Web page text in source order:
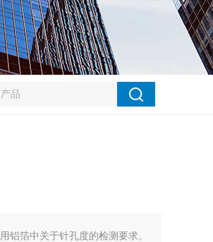
铝箔中关于针孔度的检测要求。